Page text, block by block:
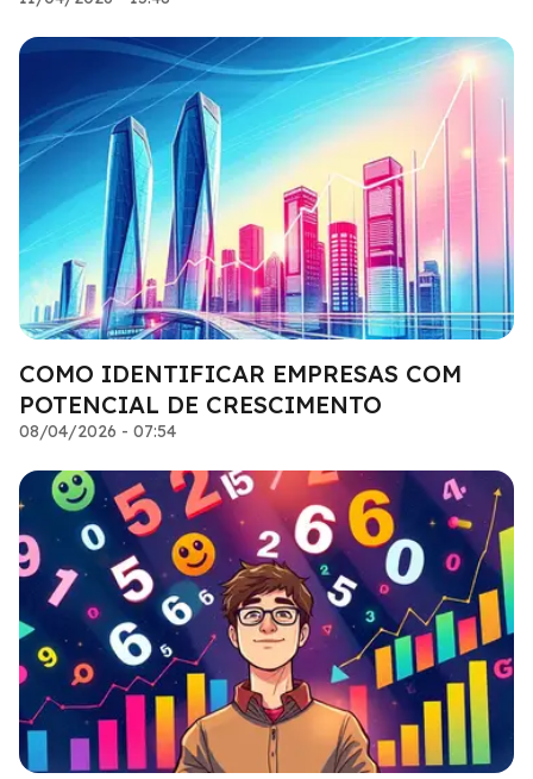
COMO IDENTIFICAR EMPRESAS COM
POTENCIAL DE CRESCIMENTO
08/04/2026 - 07:54